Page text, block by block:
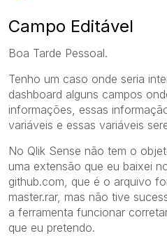
Campo Editável
Boa Tarde Pessoal.
Tenho um caso onde seria
dashboard alguns campos
informações, essas
variáveis e essas variáveis
No Qlik Sense não tem o
uma extensão que eu baixei
github.com, que é o arquivo
master.rar, mas não tive
a ferramenta funcionar
que eu pretendo.